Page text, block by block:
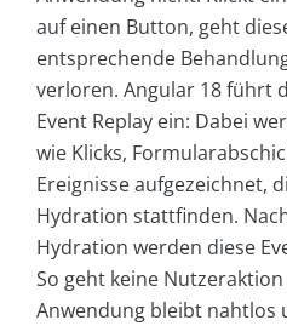
auf einen Button, geht
entsprechende
verloren. Angular 18 führt
Event Replay ein: Dabei
wie Klicks,
Ereignisse aufgezeichnet,
Hydration stattfinden.
Hydration werden diese
So geht keine
Anwendung bleibt nahtlos